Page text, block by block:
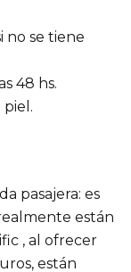
no se tiene
48 hs.
piel.
pasajera: es
están
, al ofrecer
están